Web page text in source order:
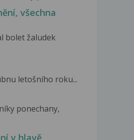
všechna
bolet žaludek
letošního roku...
ponechany,
v hlavě